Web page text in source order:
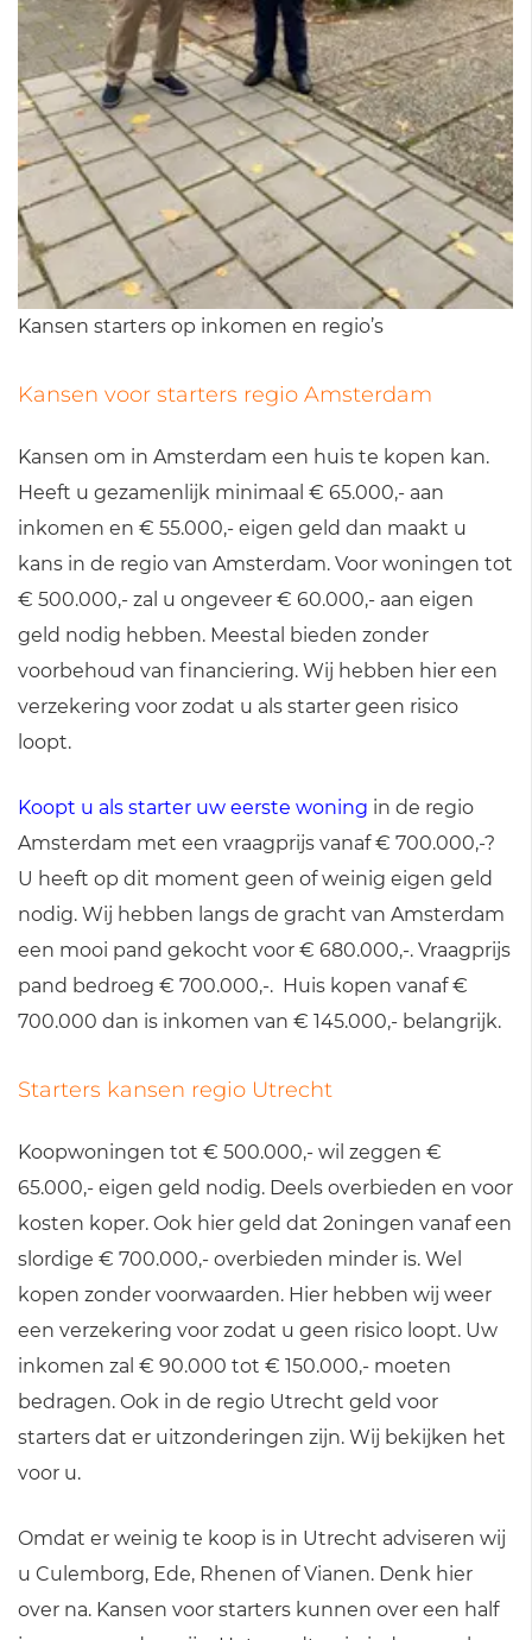
Kansen starters op inkomen en regio’s
Kansen voor starters regio Amsterdam
Kansen om in Amsterdam een huis te kopen kan.
Heeft u gezamenlijk minimaal € 65.000,- aan
inkomen en € 55.000,- eigen geld dan maakt u
kans in de regio van Amsterdam. Voor woningen tot
€ 500.000,- zal u ongeveer € 60.000,- aan eigen
geld nodig hebben. Meestal bieden zonder
voorbehoud van financiering. Wij hebben hier een
verzekering voor zodat u als starter geen risico
loopt.
Koopt u als starter uw eerste woning in de regio
Amsterdam met een vraagprijs vanaf € 700.000,-?
U heeft op dit moment geen of weinig eigen geld
nodig. Wij hebben langs de gracht van Amsterdam
een mooi pand gekocht voor € 680.000,-. Vraagprijs
pand bedroeg € 700.000,-. Huis kopen vanaf €
700.000 dan is inkomen van € 145.000,- belangrijk.
Starters kansen regio Utrecht
Koopwoningen tot € 500.000,- wil zeggen €
65.000,- eigen geld nodig. Deels overbieden en voor
kosten koper. Ook hier geld dat 2oningen vanaf een
slordige € 700.000,- overbieden minder is. Wel
kopen zonder voorwaarden. Hier hebben wij weer
een verzekering voor zodat u geen risico loopt. Uw
inkomen zal € 90.000 tot € 150.000,- moeten
bedragen. Ook in de regio Utrecht geld voor
starters dat er uitzonderingen zijn. Wij bekijken het
voor u.
Omdat er weinig te koop is in Utrecht adviseren wij
u Culemborg, Ede, Rhenen of Vianen. Denk hier
over na. Kansen voor starters kunnen over een half